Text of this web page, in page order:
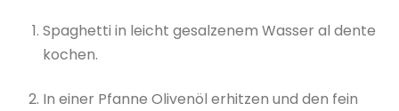
Spaghetti in leicht gesalzenem Wasser al dente
kochen.
In einer Pfanne Olivenöl erhitzen und den fein